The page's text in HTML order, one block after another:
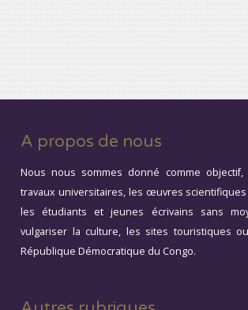
A propos de nous
Nous nous sommes donné comme
travaux universitaires, les œuvres
les étudiants et jeunes écrivains sans
vulgariser la culture, les sites touristiques
République Démocratique du Congo.